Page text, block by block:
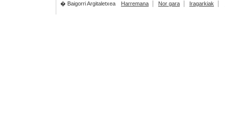
� Baigorri Argitaletxea
Harremana Nor gara Iragarkiak